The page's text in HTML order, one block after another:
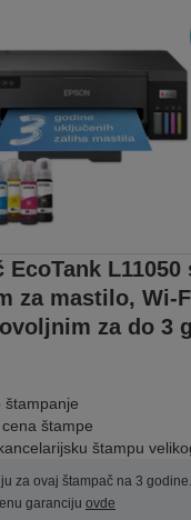
EcoTank L11050
za mastilo, Wi-
za do 3
štampanje
štampe
štampu
za ovaj štampač na 3
garanciju ovde